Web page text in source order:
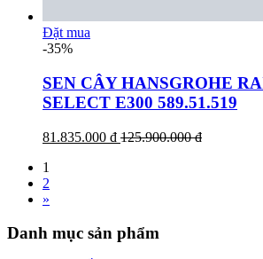
Đặt mua
-35%
SEN CÂY HANSGROHE
SELECT E300 589.51.519
81.835.000 đ 125.900.000 đ
1
2
»
Danh mục sản phẩm